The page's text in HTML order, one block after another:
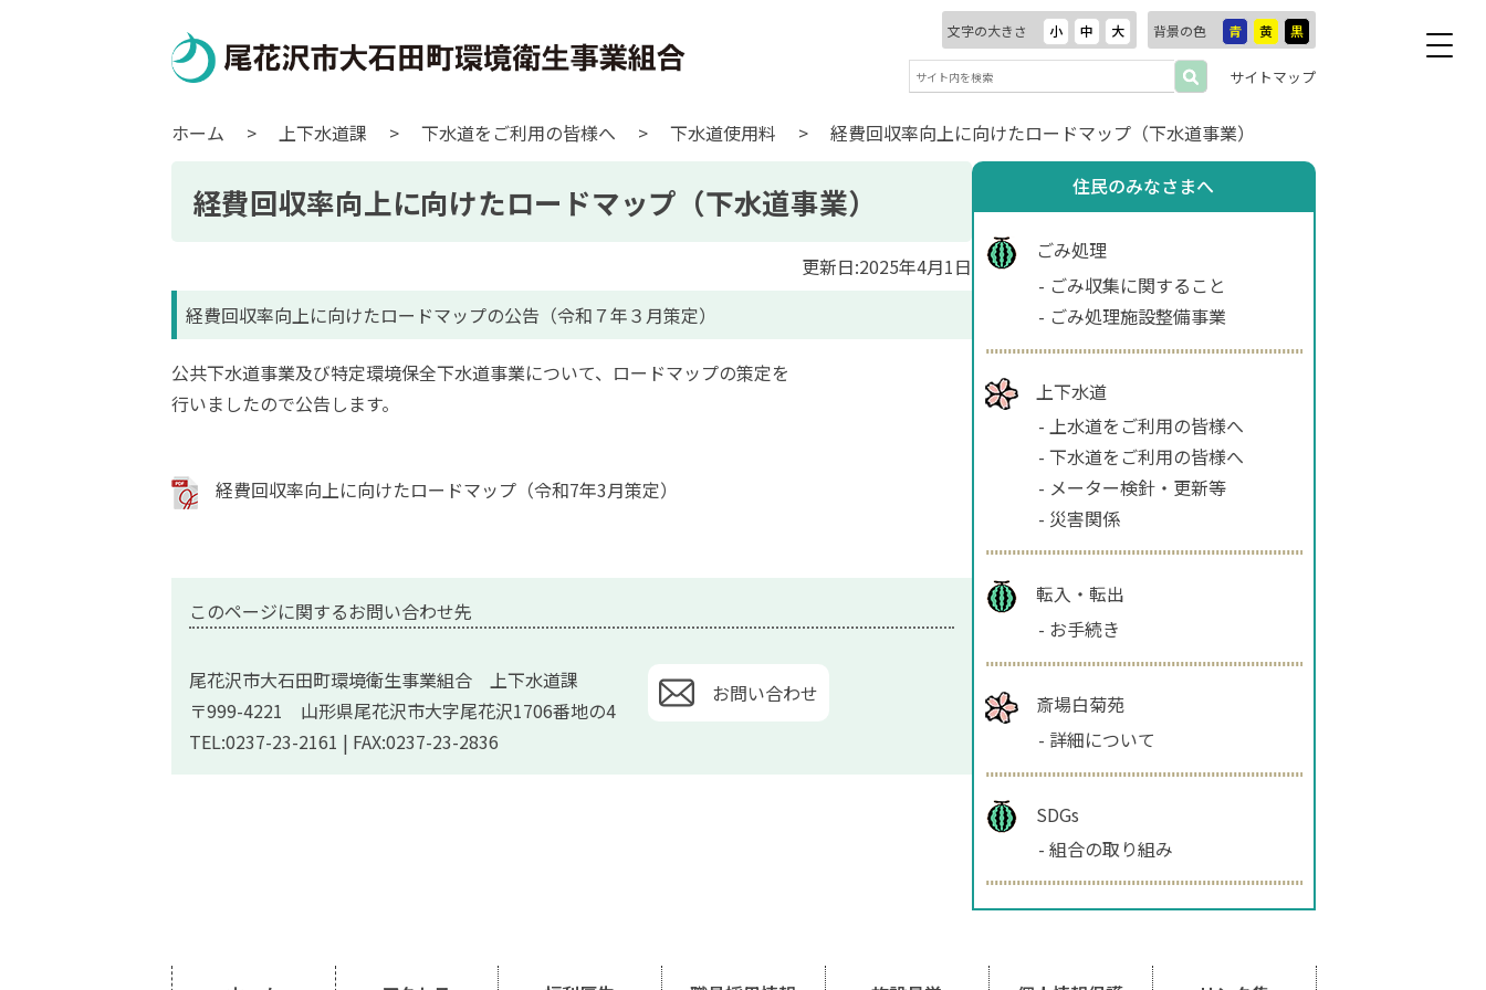
文字の大きさ 小 中 大 背景の色 青 黄 黒
サイトマップ
ホーム > 上下水道課 > 下水道をご利用の皆様へ > 下水道使用料 > 経費回収率向上に向けたロードマップ（下水道事業）
経費回収率向上に向けたロードマップ（下水道事業）
更新日:2025年4月1日
経費回収率向上に向けたロードマップの公告（令和７年３月策定）
公共下水道事業及び特定環境保全下水道事業について、ロードマップの策定を
行いましたので公告します。
経費回収率向上に向けたロードマップ（令和7年3月策定）
このページに関するお問い合わせ先
尾花沢市大石田町環境衛生事業組合 上下水道課
〒999-4221 山形県尾花沢市大字尾花沢1706番地の4
TEL:0237-23-2161 | FAX:0237-23-2836
お問い合わせ
住民のみなさまへ
ごみ処理
- ごみ収集に関すること
- ごみ処理施設整備事業
上下水道
- 上水道をご利用の皆様へ
- 下水道をご利用の皆様へ
- メーター検針・更新等
- 災害関係
転入・転出
- お手続き
斎場白菊苑
- 詳細について
SDGs
- 組合の取り組み